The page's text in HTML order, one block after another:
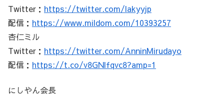
Twitter： https://twitter.com/lakyyjp
配信： https://www.mildom.com/10393257
杏仁ミル
Twitter： https://twitter.com/AnninMirudayo
配信： https://t.co/v8GNlfqvc8?amp=1
にしやん会長